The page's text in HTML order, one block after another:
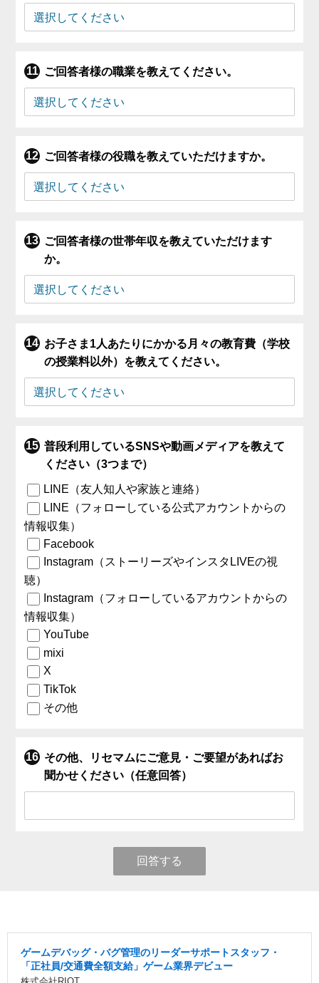
ご回答者様の職業を教えてください。
ご回答者様の役職を教えていただけますか。
ご回答者様の世帯年収を教えていただけます
か。
お子さま1人あたりにかかる月々の教育費（学校
の授業料以外）を教えてください。
普段利用しているSNSや動画メディアを教えて
ください（3つまで）
LINE（友人知人や家族と連絡）
LINE（フォローしている公式アカウントからの
情報収集）
Facebook
Instagram（ストーリーズやインスタLIVEの視
聴）
Instagram（フォローしているアカウントからの
情報収集）
YouTube
mixi
X
TikTok
その他
その他、リセマムにご意見・ご要望があればお
聞かせください（任意回答）
回答する
ゲームデバッグ・バグ管理のリーダーサポートスタッフ・
「正社員/交通費全額支給」ゲーム業界デビュー